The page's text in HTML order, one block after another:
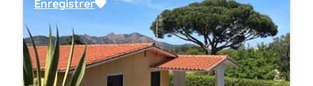
Enregistrer